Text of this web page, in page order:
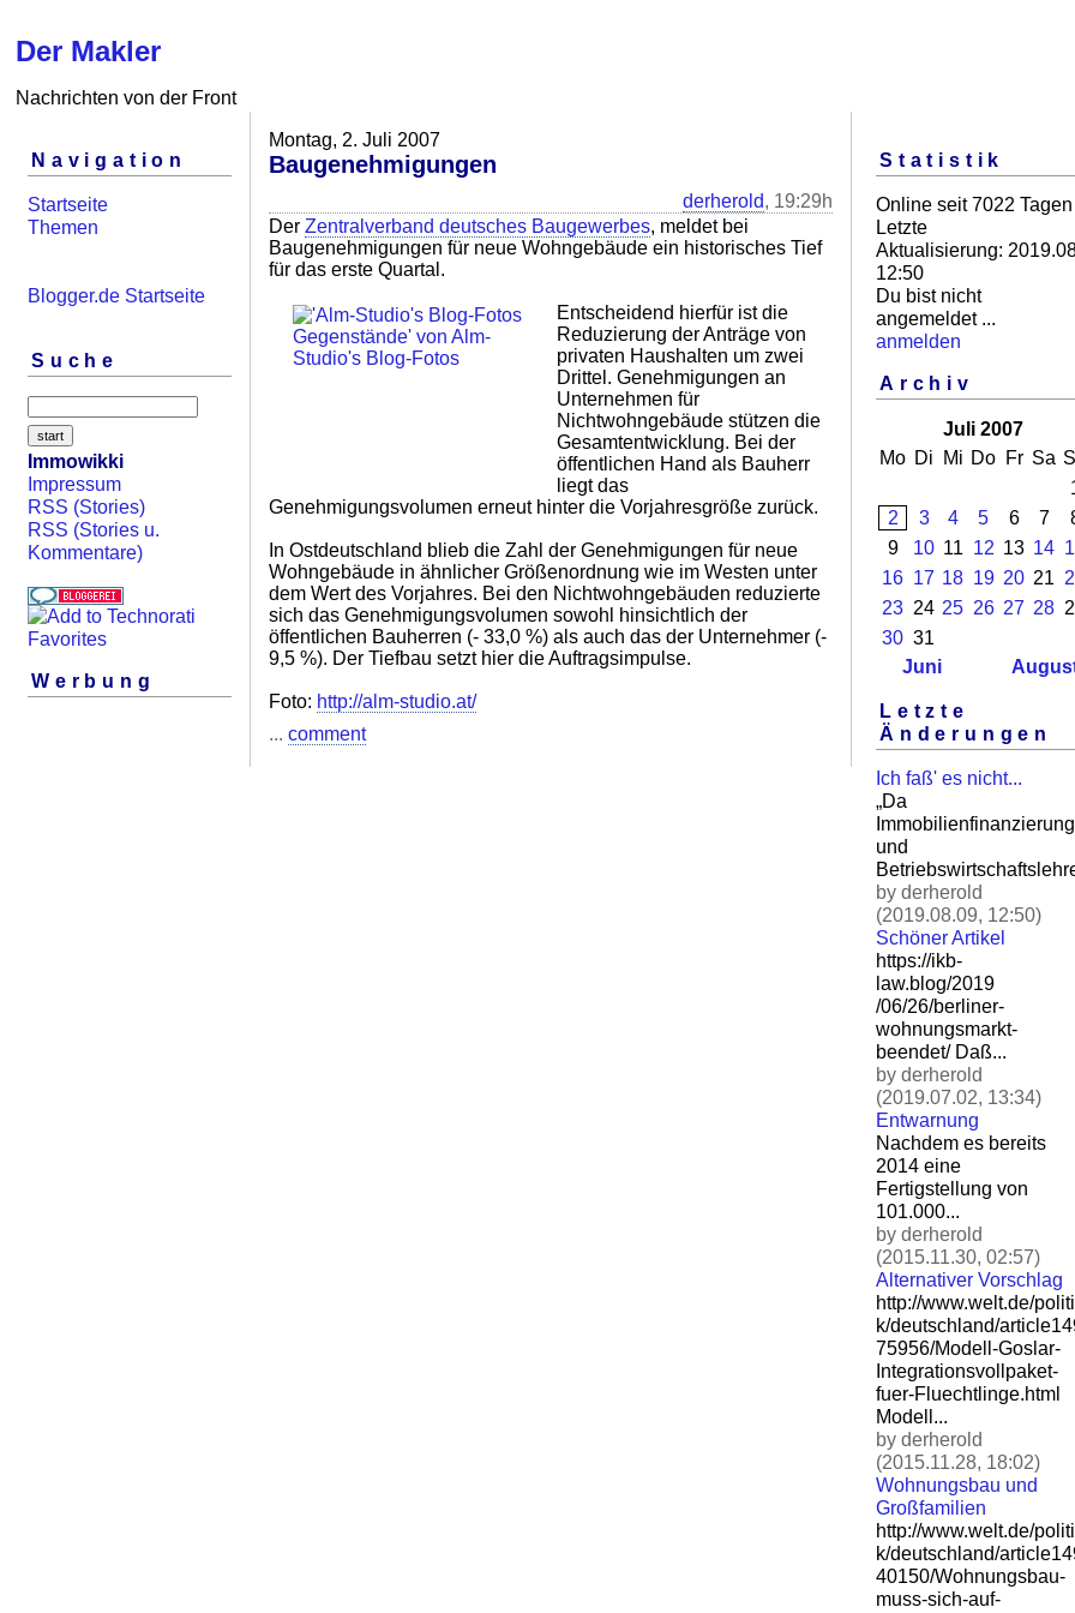
Der Makler
Nachrichten von der Front
Navigation
Startseite
Themen
Blogger.de Startseite
Suche
Immowikki
Impressum
RSS (Stories)
RSS (Stories u.
Kommentare)
Werbung
Montag, 2. Juli 2007
Baugenehmigungen
derherold, 19:29h
Der Zentralverband deutsches Baugewerbes, meldet bei
Baugenehmigungen für neue Wohngebäude ein historisches Tief
für das erste Quartal.
Entscheidend hierfür ist die
Reduzierung der Anträge von
privaten Haushalten um zwei
Drittel. Genehmigungen an
Unternehmen für
Nichtwohngebäude stützen die
Gesamtentwicklung. Bei der
öffentlichen Hand als Bauherr
liegt das
Genehmigungsvolumen erneut hinter die Vorjahresgröße zurück.
In Ostdeutschland blieb die Zahl der Genehmigungen für neue
Wohngebäude in ähnlicher Größenordnung wie im Westen unter
dem Wert des Vorjahres. Bei den Nichtwohngebäuden reduzierte
sich das Genehmigungsvolumen sowohl hinsichtlich der
öffentlichen Bauherren (- 33,0 %) als auch das der Unternehmer (-
9,5 %). Der Tiefbau setzt hier die Auftragsimpulse.
Foto: http://alm-studio.at/
... comment
Statistik
Online seit 7022 Tagen
Letzte
Aktualisierung:
12:50
Du bist nicht
angemeldet ...
anmelden
Archiv
Juli 2007
Mo Di Mi Do Fr Sa
2
3 4 5 6 7
9
10 11 12 13 14
16 17 18 19 20 21
23 24 25 26 27 28
30 31
Juni
Letzte
Änderungen
Ich faß' es nicht...
„Da
Immobilienfinanzierung
und
by derherold
(2019.08.09, 12:50)
Schöner Artikel
https://ikb-
law.blog/2019
/06/26/berliner-
wohnungsmarkt-
beendet/ Daß...
by derherold
(2019.07.02, 13:34)
Entwarnung
Nachdem es bereits
2014 eine
Fertigstellung von
101.000...
by derherold
(2015.11.30, 02:57)
Alternativer Vorschlag
http://www.welt.de/politi
k/deutschland/
75956/Modell-Goslar-
Integrationsvollpaket-
fuer-Fluechtlinge.html
Modell...
by derherold
(2015.11.28, 18:02)
Wohnungsbau und
Großfamilien
http://www.welt.de/politi
k/deutschland/
40150/Wohnungsbau-
muss-sich-auf-